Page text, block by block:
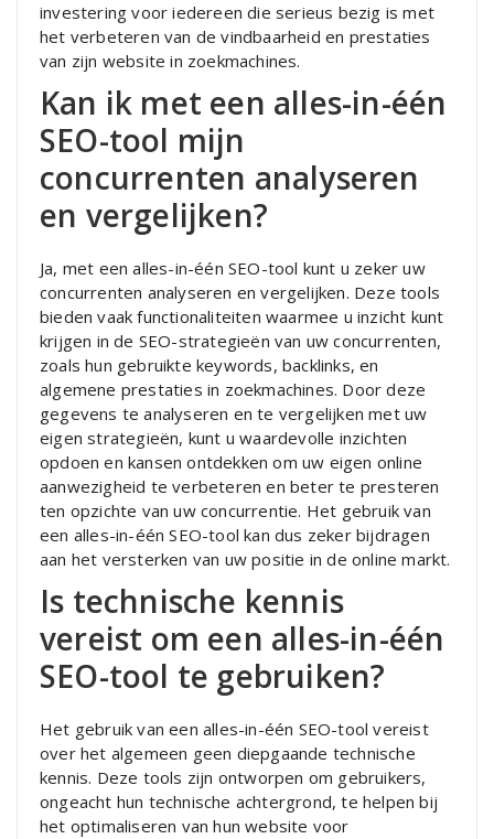
investering voor iedereen die serieus bezig is met
het verbeteren van de vindbaarheid en prestaties
van zijn website in zoekmachines.
Kan ik met een alles-in-één
SEO-tool mijn
concurrenten analyseren
en vergelijken?
Ja, met een alles-in-één SEO-tool kunt u zeker uw
concurrenten analyseren en vergelijken. Deze tools
bieden vaak functionaliteiten waarmee u inzicht kunt
krijgen in de SEO-strategieën van uw concurrenten,
zoals hun gebruikte keywords, backlinks, en
algemene prestaties in zoekmachines. Door deze
gegevens te analyseren en te vergelijken met uw
eigen strategieën, kunt u waardevolle inzichten
opdoen en kansen ontdekken om uw eigen online
aanwezigheid te verbeteren en beter te presteren
ten opzichte van uw concurrentie. Het gebruik van
een alles-in-één SEO-tool kan dus zeker bijdragen
aan het versterken van uw positie in de online markt.
Is technische kennis
vereist om een alles-in-één
SEO-tool te gebruiken?
Het gebruik van een alles-in-één SEO-tool vereist
over het algemeen geen diepgaande technische
kennis. Deze tools zijn ontworpen om gebruikers,
ongeacht hun technische achtergrond, te helpen bij
het optimaliseren van hun website voor